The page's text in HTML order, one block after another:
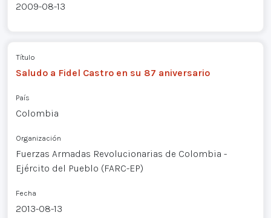
2009-08-13
Título
Saludo a Fidel Castro en su 87 aniversario
País
Colombia
Organización
Fuerzas Armadas Revolucionarias de Colombia -
Ejército del Pueblo (FARC-EP)
Fecha
2013-08-13